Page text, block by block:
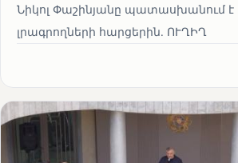
Նիկոլ Փաշինյանը պատասխանում է
լրագրողների հարցերին․ ՈՒՂԻՂ